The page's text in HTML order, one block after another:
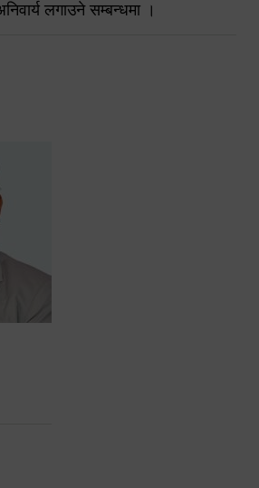
लगाउने सम्बन्धमा ।